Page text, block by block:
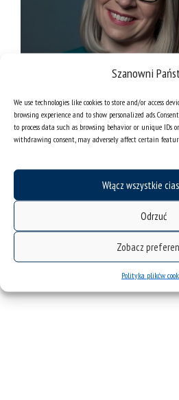
Szanowni
We use technologies like cookies to store and/or access
browsing experience and to show personalized ads.
to process data such as browsing behavior or unique IDs
withdrawing consent, may adversely affect certain
Włącz wszystkie
Odrzuć
Zobacz
Polityka plików
Dr Agnieszka Kossowska – wykładowca
prezes Fundacji Rozwoju Edukacji